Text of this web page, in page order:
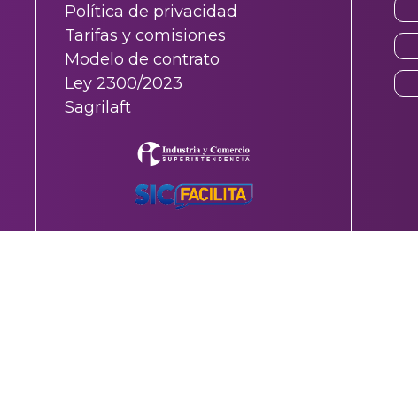
Política de privacidad
Tarifas y comisiones
Modelo de contrato
Ley 2300/2023
Sagrilaft